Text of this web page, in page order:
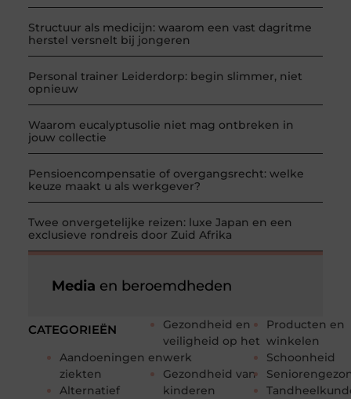
Structuur als medicijn: waarom een vast dagritme
herstel versnelt bij jongeren
Personal trainer Leiderdorp: begin slimmer, niet
opnieuw
Waarom eucalyptusolie niet mag ontbreken in
jouw collectie
Pensioencompensatie of overgangsrecht: welke
keuze maakt u als werkgever?
Twee onvergetelijke reizen: luxe Japan en een
exclusieve rondreis door Zuid Afrika
CATEGORIEËN
Aandoeningen en
ziekten
Alternatief
Gezondheid en
veiligheid op het
werk
Gezondheid van
kinderen
Producten en
winkelen
Schoonheid
Media en beroemdheden